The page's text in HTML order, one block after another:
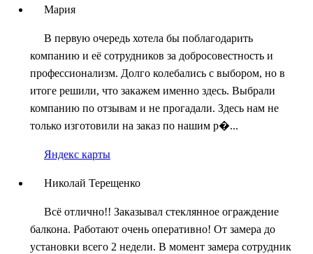
Мария
В первую очередь хотела бы поблагодарить
компанию и её сотрудников за добросовестность и
профессионализм. Долго колебались с выбором, но в
итоге решили, что закажем именно здесь. Выбрали
компанию по отзывам и не прогадали. Здесь нам не
только изготовили на заказ по нашим р�...
Яндекс карты
Николай Терещенко
Всё отлично!! Заказывал стеклянное ограждение
балкона. Работают очень оперативно! От замера до
установки всего 2 недели. В момент замера сотрудник